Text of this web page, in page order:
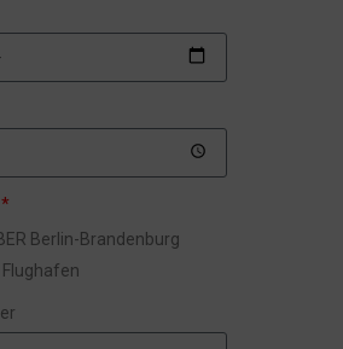
Berlin-Brandenburg